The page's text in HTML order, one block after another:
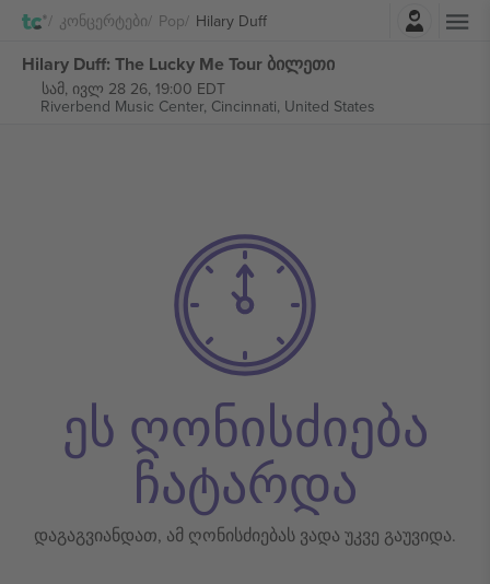
Კონცერტები Pop Hilary Duff
Hilary Duff: The Lucky Me Tour ბილეთი
სამ, ივლ 28 26, 19:00 EDT
Riverbend Music Center, Cincinnati, United States
ეს ღონისძიება
ჩატარდა
დაგაგვიანდათ, ამ ღონისძიებას ვადა უკვე გაუვიდა.